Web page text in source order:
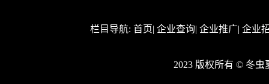
栏目导航: 首页| 企业查询| 企业推广| 企业
2023 版权所有 © 冬